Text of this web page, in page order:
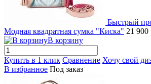
Быстрый
Модная квадратная сумка "Киска" 21 900
В корзину
Купить в 1 клик Сравнение Хочу свой
В избранное Под заказ